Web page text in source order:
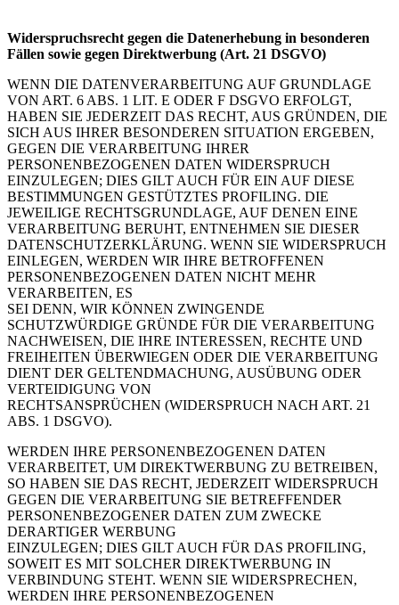
Widerspruchsrecht gegen die Datenerhebung in besonderen
Fällen sowie gegen Direktwerbung (Art. 21 DSGVO)
WENN DIE DATENVERARBEITUNG AUF GRUNDLAGE
VON ART. 6 ABS. 1 LIT. E ODER F DSGVO ERFOLGT,
HABEN SIE JEDERZEIT DAS RECHT, AUS GRÜNDEN, DIE
SICH AUS IHRER BESONDEREN SITUATION ERGEBEN,
GEGEN DIE VERARBEITUNG IHRER
PERSONENBEZOGENEN DATEN WIDERSPRUCH
EINZULEGEN; DIES GILT AUCH FÜR EIN AUF DIESE
BESTIMMUNGEN GESTÜTZTES PROFILING. DIE
JEWEILIGE RECHTSGRUNDLAGE, AUF DENEN EINE
VERARBEITUNG BERUHT, ENTNEHMEN SIE DIESER
DATENSCHUTZERKLÄRUNG. WENN SIE WIDERSPRUCH
EINLEGEN, WERDEN WIR IHRE BETROFFENEN
PERSONENBEZOGENEN DATEN NICHT MEHR
VERARBEITEN, ES
SEI DENN, WIR KÖNNEN ZWINGENDE
SCHUTZWÜRDIGE GRÜNDE FÜR DIE VERARBEITUNG
NACHWEISEN, DIE IHRE INTERESSEN, RECHTE UND
FREIHEITEN ÜBERWIEGEN ODER DIE VERARBEITUNG
DIENT DER GELTENDMACHUNG, AUSÜBUNG ODER
VERTEIDIGUNG VON
RECHTSANSPRÜCHEN (WIDERSPRUCH NACH ART. 21
ABS. 1 DSGVO).
WERDEN IHRE PERSONENBEZOGENEN DATEN
VERARBEITET, UM DIREKTWERBUNG ZU BETREIBEN,
SO HABEN SIE DAS RECHT, JEDERZEIT WIDERSPRUCH
GEGEN DIE VERARBEITUNG SIE BETREFFENDER
PERSONENBEZOGENER DATEN ZUM ZWECKE
DERARTIGER WERBUNG
EINZULEGEN; DIES GILT AUCH FÜR DAS PROFILING,
SOWEIT ES MIT SOLCHER DIREKTWERBUNG IN
VERBINDUNG STEHT. WENN SIE WIDERSPRECHEN,
WERDEN IHRE PERSONENBEZOGENEN